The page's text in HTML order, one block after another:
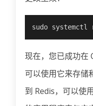
sudo
现在，您已成功在
可以使用它来存储
到 Redis，可以使